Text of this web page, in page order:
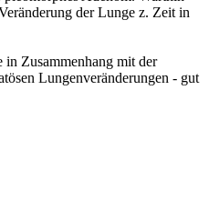
der Lunge z. Zeit in
Zusammenhang mit der
Lungenveränderungen - gut